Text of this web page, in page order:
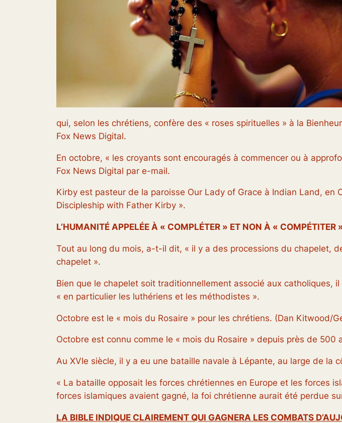
qui, selon les chrétiens, confère des « roses spirituelles » à la
Fox News Digital.
En octobre, « les croyants sont encouragés à commencer ou à
Fox News Digital par e-mail.
Kirby est pasteur de la paroisse Our Lady of Grace à Indian Land, en
Discipleship with Father Kirby ».
L’HUMANITÉ APPELÉE À « COMPLÉTER » ET NON À « COMPÉTITER
Tout au long du mois, a-t-il dit, « il y a des processions du chapelet,
chapelet ».
Bien que le chapelet soit traditionnellement associé aux catholiques,
« en particulier les luthériens et les méthodistes ».
Octobre est le « mois du Rosaire » pour les chrétiens. (Dan Kitwood/
Octobre est connu comme le « mois du Rosaire » depuis près de 500
Au XVIe siècle, il y a eu une bataille navale à Lépante, au large de la
« La bataille opposait les forces chrétiennes en Europe et les forces
forces islamiques avaient gagné, la foi chrétienne aurait été perdue
LA BIBLE INDIQUE CLAIREMENT QUI GAGNERA LES COMBATS